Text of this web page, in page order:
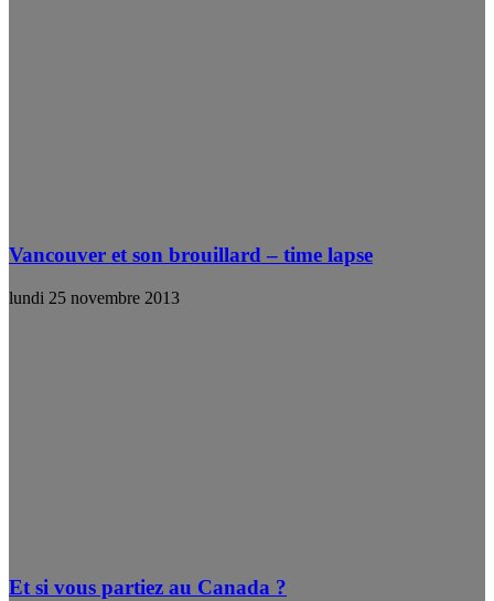
Vancouver et son brouillard – time lapse
lundi 25 novembre 2013
Et si vous partiez au Canada ?